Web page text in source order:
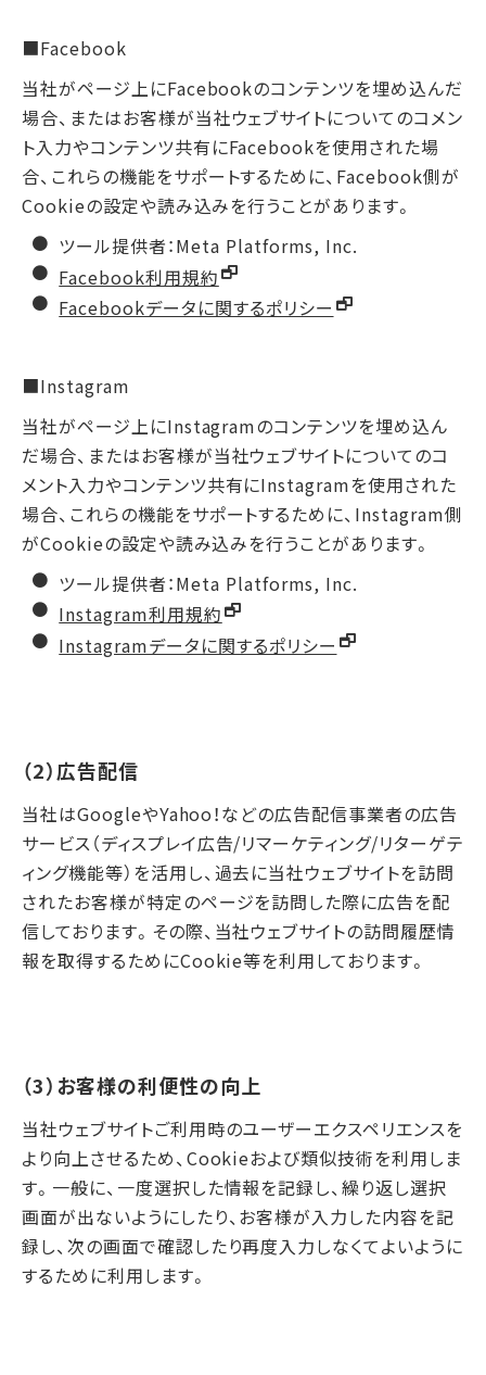
■Facebook
当社がページ上にFacebookのコンテンツを埋め込んだ
場合、またはお客様が当社ウェブサイトについてのコメン
ト入力やコンテンツ共有にFacebookを使用された場
合、これらの機能をサポートするために、Facebook側が
Cookieの設定や読み込みを行うことがあります。
ツール提供者：Meta Platforms, Inc.
Facebook利用規約
Facebookデータに関するポリシー
■Instagram
当社がページ上にInstagramのコンテンツを埋め込ん
だ場合、またはお客様が当社ウェブサイトについてのコ
メント入力やコンテンツ共有にInstagramを使用された
場合、これらの機能をサポートするために、Instagram側
がCookieの設定や読み込みを行うことがあります。
ツール提供者：Meta Platforms, Inc.
Instagram利用規約
Instagramデータに関するポリシー
（2）広告配信
当社はGoogleやYahoo！などの広告配信事業者の広告
サービス（ディスプレイ広告/リマーケティング/リターゲテ
ィング機能等）を活用し、過去に当社ウェブサイトを訪問
されたお客様が特定のページを訪問した際に広告を配
信しております。その際、当社ウェブサイトの訪問履歴情
報を取得するためにCookie等を利用しております。
（3）お客様の利便性の向上
当社ウェブサイトご利用時のユーザーエクスペリエンスを
より向上させるため、Cookieおよび類似技術を利用しま
す。一般に、一度選択した情報を記録し、繰り返し選択
画面が出ないようにしたり、お客様が入力した内容を記
録し、次の画面で確認したり再度入力しなくてよいように
するために利用します。